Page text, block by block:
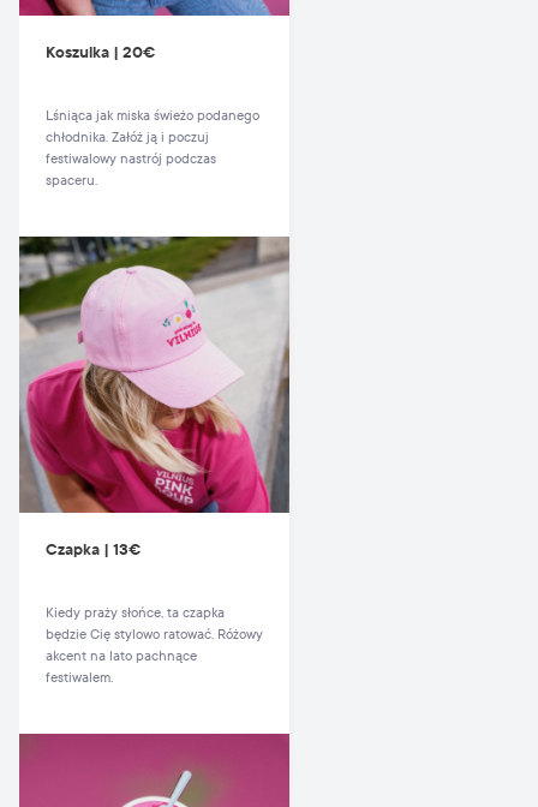
Koszulka | 20€
Lśniąca jak miska świeżo podanego
chłodnika. Załóż ją i poczuj
festiwalowy nastrój podczas
spaceru.
Czapka | 13€
Kiedy praży słońce, ta czapka
będzie Cię stylowo ratować. Różowy
akcent na lato pachnące
festiwalem.